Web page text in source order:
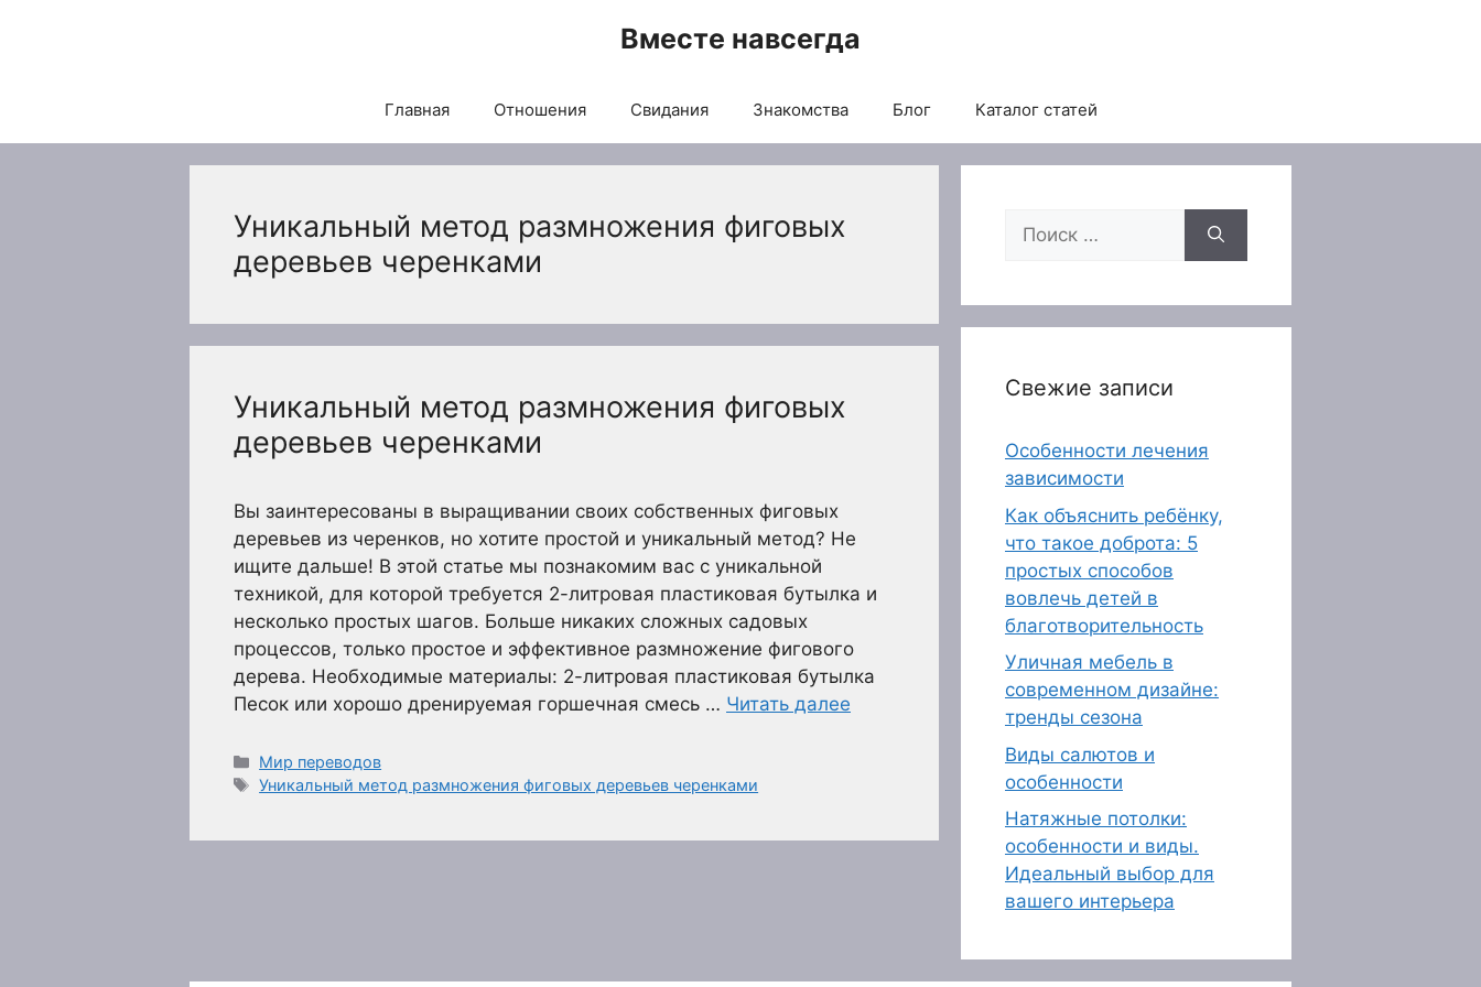
Вместе навсегда
Главная Отношения Свидания Знакомства Блог Каталог статей
Уникальный метод размножения фиговых
деревьев черенками
Уникальный метод размножения фиговых
деревьев черенками
Вы заинтересованы в выращивании своих собственных фиговых
деревьев из черенков, но хотите простой и уникальный метод? Не
ищите дальше! В этой статье мы познакомим вас с уникальной
техникой, для которой требуется 2-литровая пластиковая бутылка и
несколько простых шагов. Больше никаких сложных садовых
процессов, только простое и эффективное размножение фигового
дерева. Необходимые материалы: 2-литровая пластиковая бутылка
Песок или хорошо дренируемая горшечная смесь … Читать далее
Рубрики
Мир переводов
Метки
Уникальный метод размножения фиговых деревьев черенками
Поиск:
Свежие записи
Особенности лечения
зависимости
Как объяснить ребёнку,
что такое доброта: 5
простых способов
вовлечь детей в
благотворительность
Уличная мебель в
современном дизайне:
тренды сезона
Виды салютов и
особенности
Натяжные потолки:
особенности и виды.
Идеальный выбор для
вашего интерьера